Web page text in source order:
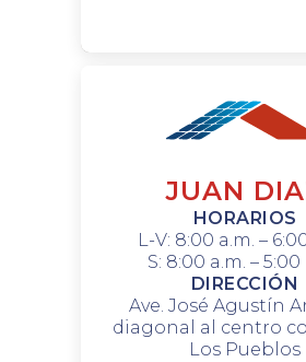
JUAN
HORARIOS
L-V: 8:00 a.m. –
S: 8:00 a.m. – 5:00
DIRECCIÓN
Ave. José Agustín
diagonal al centro
Los Pueblos